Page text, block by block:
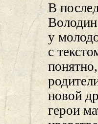
В
у
с
новой
герои